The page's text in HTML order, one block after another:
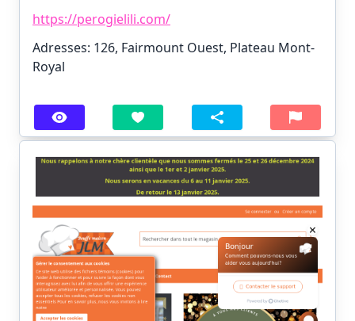
https://perogielili.com/
Adresses: 126, Fairmount Ouest, Plateau Mont-
Royal